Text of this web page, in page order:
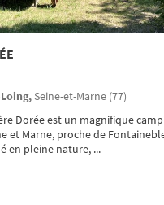
Seine-et-Marne (77)
Dorée est un magnifique
et Marne, proche de
en pleine nature, ...